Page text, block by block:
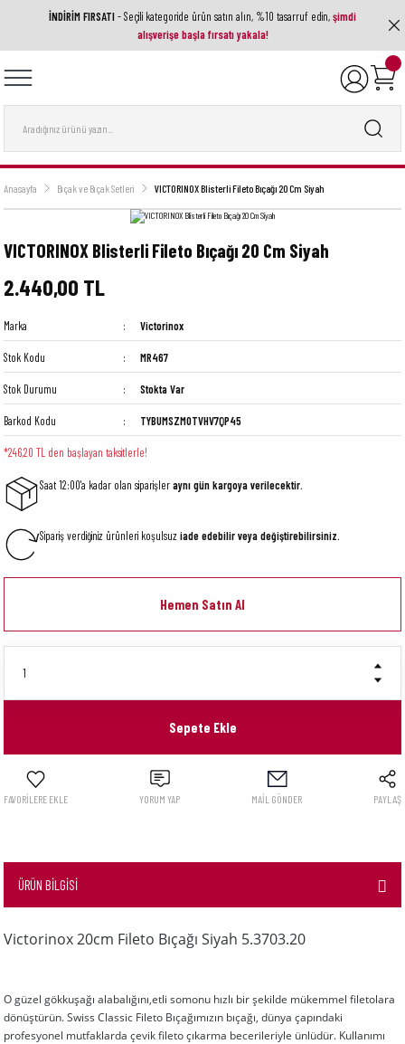
İNDİRİM FIRSATI- Seçili kategoride ürün satın alın, %10 tasarruf edin,şimdi
alışverişe başla fırsatı yakala!
Geri Dön
Aletleri
Geri Dön
Geri Dön
Ekipmanı
Geri Dön
Ve Aksesuarlar
Geri Dön
Anasayfa Bıçak ve Bıçak Setleri VICTORINOX Blisterli Fileto Bıçağı 20 Cm Siyah
VICTORINOX Blisterli Fileto Bıçağı 20 Cm Siyah
2.440,00 TL
Marka Victorinox
Stok Kodu MR467
Stok Durumu Stokta Var
Barkod Kodu TYBUMSZM0TVHV7QP45
*246,20 TL den başlayan taksitlerle!
Saat 12:00'a kadar olan siparişleraynı gün kargoya verilecektir.
Sipariş verdiğiniz ürünleri koşulsuziade edebilir veya değiştirebilirsiniz.
Hemen Satın Al
Sepete Ekle
YORUM YAP MAİL GÖNDER PAYLAŞ
ÜRÜN BİLGİSİ
Victorinox20cm Fileto Bıçağı Siyah 5.3703.20
O güzel gökkuşağı alabalığını,etli somonu hızlı bir şekilde mükemmel filetolara
dönüştürün. Swiss Classic Fileto Bıçağımızın bıçağı, dünya çapındaki
profesyonel mutfaklarda çevik fileto çıkarma becerileriyle ünlüdür. Kullanımı